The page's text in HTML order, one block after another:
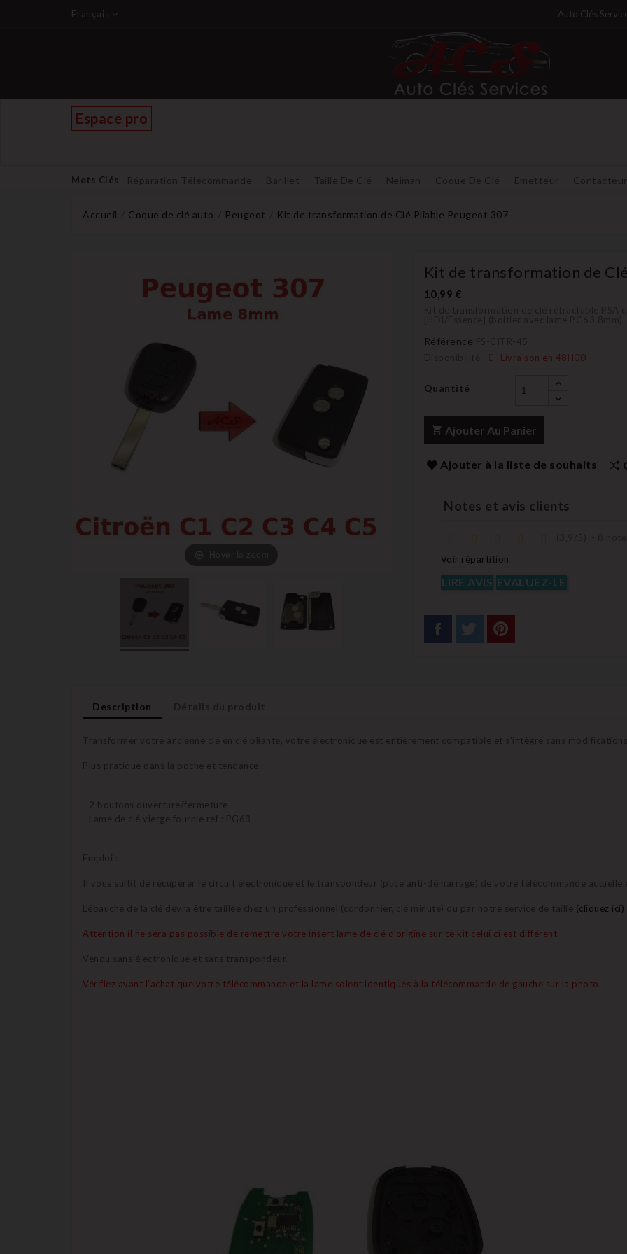
Français Auto Clés
Espace pro
Mots Clés Réparation Télecommande Barillet Taille De Clé Neiman Coque De Clé Emetteur Contacteur
Accueil Coque de clé auto Peugeot Kit de transformation de Clé Pliable Peugeot 307
Kit de transformation de
10,99 €
Référence
Livraison en 48H00
Quantité
Ajouter Au Panier
Ajouter à la liste de souhaits
Notes et avis clients
Voir répartition
LIRE AVIS EVALUEZ-LE
Description
Transformer votre ancienne clé en clé pliante, votre électronique est entièrement compatible et s'intègre sans modifications.
Plus pratique dans la poche et tendance.
- 2 boutons ouverture/fermeture
- Lame de clé vierge fournie ref : PG63
Emploi :
Il vous suffit de récupérer le circuit électronique et le transpondeur (puce anti-démarrage) de votre télécommande actuelle
L'ébauche de la clé devra être taillée chez un professionnel (cordonnier, clé minute) ou par notre service de taille (cliquez ici)
Attention il ne sera pas possible de remettre votre insert lame de clé d'origine sur ce kit celui ci est différent.
Vendu sans électronique et sans transpondeur.
Vérifiez avant l'achat que votre télécommande et la lame soient identiques à la télécommande de gauche sur la photo.